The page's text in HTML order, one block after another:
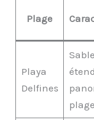
Plage
Playa
Delfines